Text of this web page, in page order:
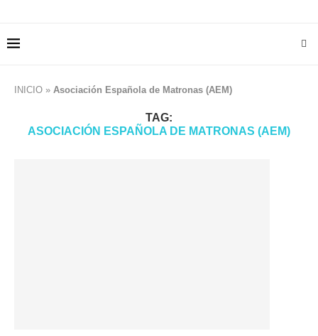
INICIO » Asociación Española de Matronas (AEM)
TAG:
ASOCIACIÓN ESPAÑOLA DE MATRONAS (AEM)